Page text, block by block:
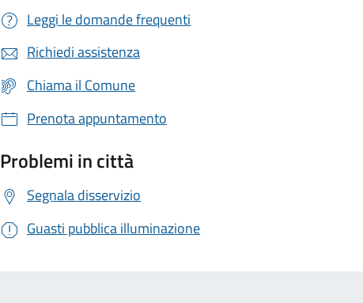
Leggi le domande frequenti
Richiedi assistenza
Chiama il Comune
Prenota appuntamento
Problemi in città
Segnala disservizio
Guasti pubblica illuminazione